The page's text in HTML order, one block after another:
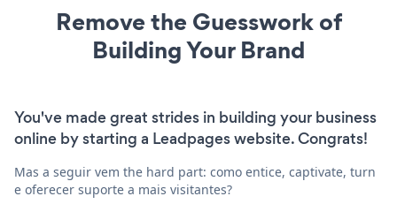
Remove the Guesswork of
Building Your Brand
You've made great strides in building your business
online by starting a Leadpages website. Congrats!
Mas a seguir vem the hard part: como entice, captivate, turn
e oferecer suporte a mais visitantes?